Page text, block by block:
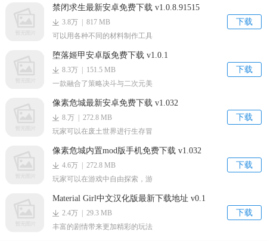
禁闭求生最新安卓免费下载 v1.0.8.91515
下载
3.8万 | 817 MB
可以用各种不同的材料制作工具
堕落姬甲安卓版免费下载 v1.0.1
下载
8.3万 | 151.5 MB
一款融合了策略决斗与二次元美
像素危城最新安卓免费下载 v1.032
下载
8.万 | 272.8 MB
玩家可以在废土世界进行生存冒
像素危城内置mod版手机免费下载 v1.032
下载
4.6万 | 272.8 MB
玩家可以在游戏中自由探索，游
Material Girl中文汉化版最新下载地址 v0.1
下载
2.4万 | 29.3 MB
丰富的剧情带来更加精彩的玩法